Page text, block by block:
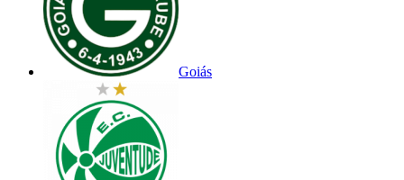
Goiás